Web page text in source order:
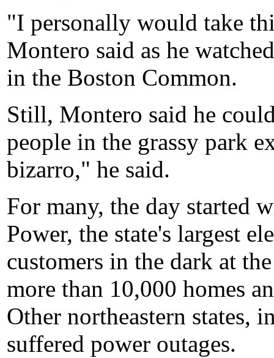
"I personally would take
Montero said as he
in the Boston Common.
Still, Montero said he
people in the grassy park
bizarro," he said.
For many, the day started
Power, the state's largest
customers in the dark at
more than 10,000 homes
Other northeastern states,
suffered power outages.